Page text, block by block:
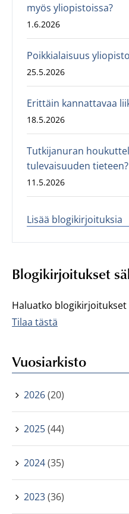
myös yliopistoissa?
1.6.2026
Poikkialaisuus
25.5.2026
Erittäin kannattavaa
18.5.2026
Tutkijanuran
tulevaisuuden tieteen?
11.5.2026
Lisää blogikirjoituksia
Blogikirjoitukset
Haluatko
Tilaa tästä
Vuosiarkisto
2026(20)
2025(44)
2024(35)
2023(36)